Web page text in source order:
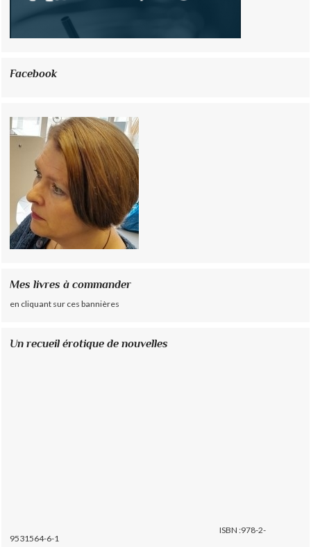
Facebook
Mes livres à commander
en cliquant sur ces bannières
Un recueil érotique de nouvelles
ISBN :978-2-
9531564-6-1